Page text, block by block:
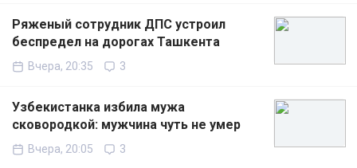
Ряженый сотрудник ДПС устроил
беспредел на дорогах Ташкента
Вчера, 20:35 3
Узбекистанка избила мужа
сковородкой: мужчина чуть не умер
Вчера, 20:05 3